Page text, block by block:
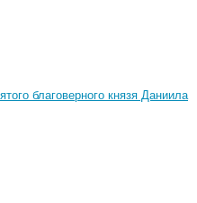
благоверного князя Даниила